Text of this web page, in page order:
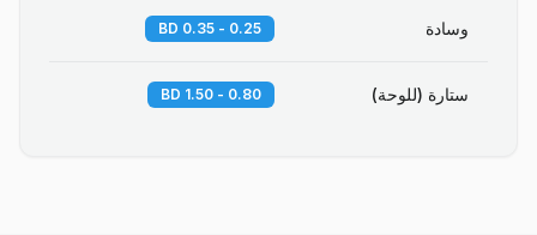
وسادة 0.25 - 0.35 BD
ستارة (للوحة) 0.80 - 1.50 BD